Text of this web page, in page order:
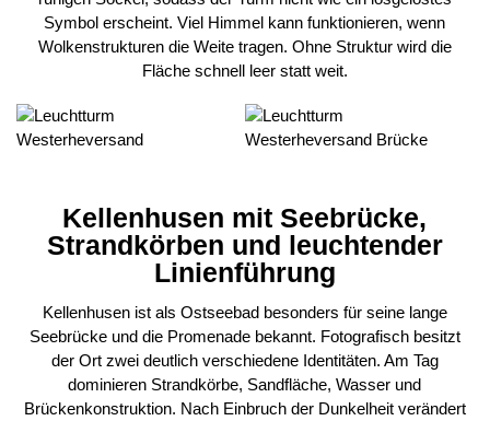
Symbol erscheint. Viel Himmel kann funktionieren, wenn
Wolkenstrukturen die Weite tragen. Ohne Struktur wird die
Fläche schnell leer statt weit.
Kellenhusen mit Seebrücke,
Strandkörben und leuchtender
Linienführung
Kellenhusen ist als Ostseebad besonders für seine lange
Seebrücke und die Promenade bekannt. Fotografisch besitzt
der Ort zwei deutlich verschiedene Identitäten. Am Tag
dominieren Strandkörbe, Sandfläche, Wasser und
Brückenkonstruktion. Nach Einbruch der Dunkelheit verändert